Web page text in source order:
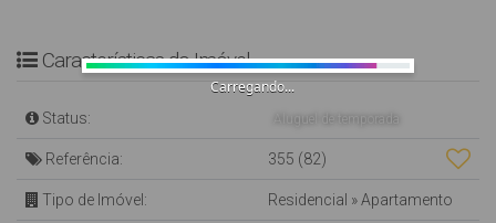
Características do Imóvel
Status:
Referência: 355 (82)
Tipo de Imóvel: Residencial »Apartamento
Carregando...